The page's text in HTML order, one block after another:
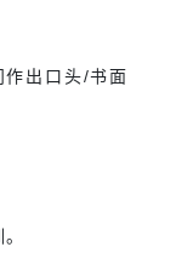
出口头/书面